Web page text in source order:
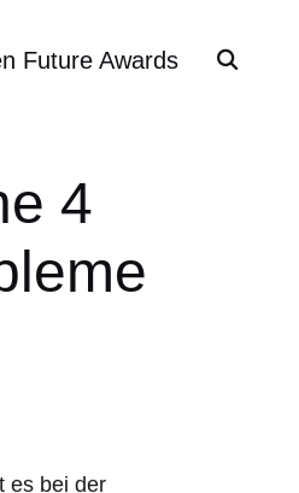
Future Awards
4
es bei der